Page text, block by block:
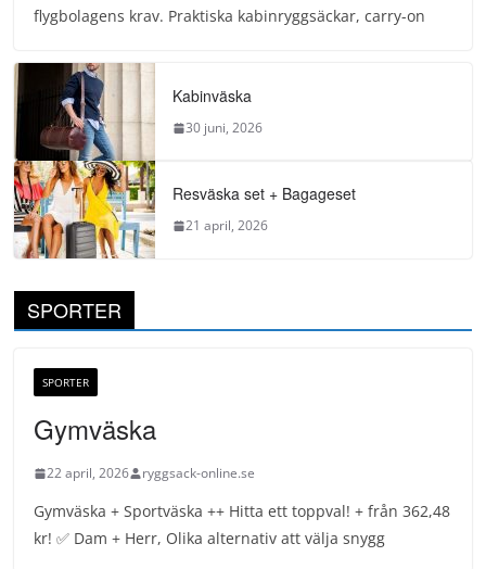
flygbolagens krav. Praktiska kabinryggsäckar, carry-on
Kabinväska
30 juni, 2026
Resväska set + Bagageset
21 april, 2026
SPORTER
SPORTER
Gymväska
22 april, 2026 ryggsack-online.se
Gymväska + Sportväska ++ Hitta ett toppval! + från 362,48
kr! ✅ Dam + Herr, Olika alternativ att välja snygg